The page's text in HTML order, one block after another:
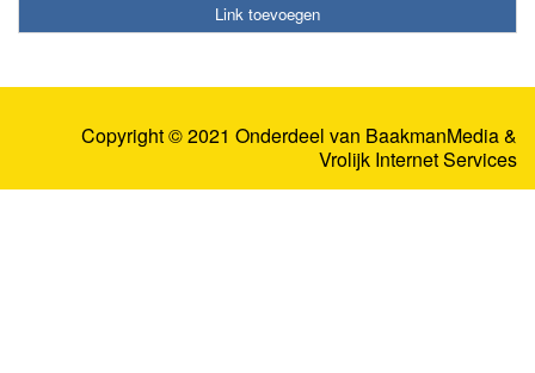
Link toevoegen
Copyright © 2021 Onderdeel van BaakmanMedia&
Vrolijk Internet Services